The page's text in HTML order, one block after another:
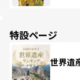
特設ページ
世界遺